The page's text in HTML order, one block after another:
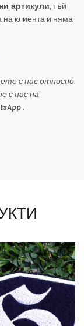
артикули, тъй
на клиента и няма
с нас относно
с нас на
.